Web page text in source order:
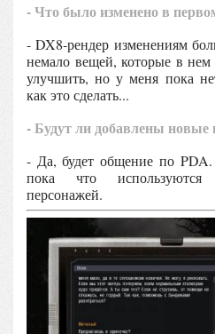
- Что было изменено в
- DX8-рендер изменениям
немало вещей, которые в нем
улучшить, но у меня пока
как это сделать...
- Будут ли добавлены новые
- Да, будет общение по
пока что используются
персонажей.